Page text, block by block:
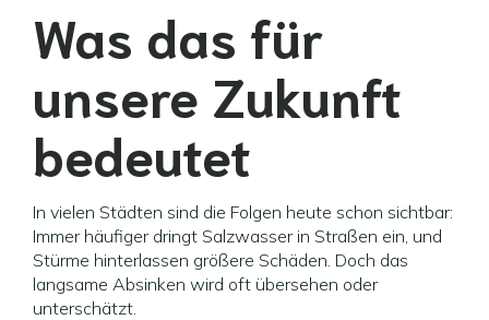
Was das für
unsere Zukunft
bedeutet
In vielen Städten sind die Folgen heute schon sichtbar:
Immer häufiger dringt Salzwasser in Straßen ein, und
Stürme hinterlassen größere Schäden. Doch das
langsame Absinken wird oft übersehen oder
unterschätzt.